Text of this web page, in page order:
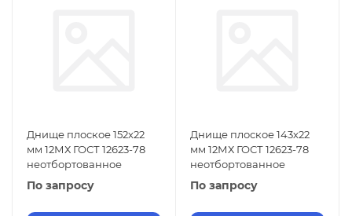
Днище плоское 152х22
мм 12МХ ГОСТ 12623-78
неотбортованное
По запросу
Днище плоское 143х22
мм 12МХ ГОСТ 12623-78
неотбортованное
По запросу